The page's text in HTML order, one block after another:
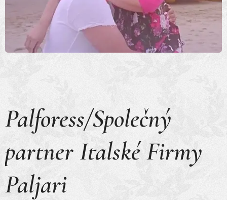
Palforess/Společný
partner Italské Firmy
Paljari